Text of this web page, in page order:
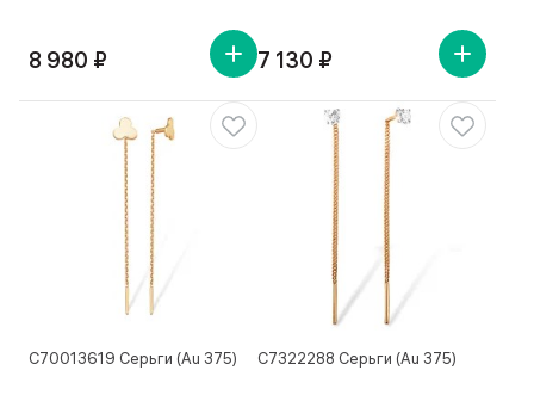
8 980 ₽ 7 130 ₽
С70013619 Серьги (Au 375) С7322288 Серьги (Au 375)